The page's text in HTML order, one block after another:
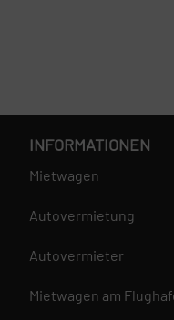
INFORMATIONEN
Mietwagen
Autovermietung
Autovermieter
Mietwagen am